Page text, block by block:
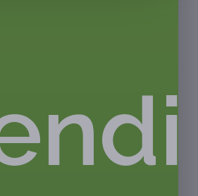
в электронном или
виды услуг:
с покрытием гель-лаком
с покрытием гель-лаком
и педикюр с покрытием гель-